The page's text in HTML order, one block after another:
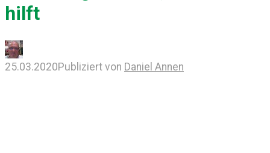
hilft
25.03.2020Publiziert von Daniel Annen